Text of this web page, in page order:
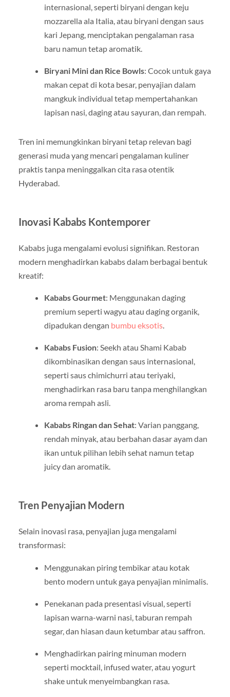
internasional, seperti biryani dengan keju
mozzarella ala Italia, atau biryani dengan saus
kari Jepang, menciptakan pengalaman rasa
baru namun tetap aromatik.
Biryani Mini dan Rice Bowls: Cocok untuk gaya
makan cepat di kota besar, penyajian dalam
mangkuk individual tetap mempertahankan
lapisan nasi, daging atau sayuran, dan rempah.
Tren ini memungkinkan biryani tetap relevan bagi
generasi muda yang mencari pengalaman kuliner
praktis tanpa meninggalkan cita rasa otentik
Hyderabad.
Inovasi Kababs Kontemporer
Kababs juga mengalami evolusi signifikan. Restoran
modern menghadirkan kababs dalam berbagai bentuk
kreatif:
Kababs Gourmet: Menggunakan daging
premium seperti wagyu atau daging organik,
dipadukan dengan bumbu eksotis.
Kababs Fusion: Seekh atau Shami Kabab
dikombinasikan dengan saus internasional,
seperti saus chimichurri atau teriyaki,
menghadirkan rasa baru tanpa menghilangkan
aroma rempah asli.
Kababs Ringan dan Sehat: Varian panggang,
rendah minyak, atau berbahan dasar ayam dan
ikan untuk pilihan lebih sehat namun tetap
juicy dan aromatik.
Tren Penyajian Modern
Selain inovasi rasa, penyajian juga mengalami
transformasi:
Menggunakan piring tembikar atau kotak
bento modern untuk gaya penyajian minimalis.
Penekanan pada presentasi visual, seperti
lapisan warna-warni nasi, taburan rempah
segar, dan hiasan daun ketumbar atau saffron.
Menghadirkan pairing minuman modern
seperti mocktail, infused water, atau yogurt
shake untuk menyeimbangkan rasa.